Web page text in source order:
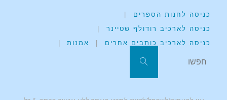
כניסה לחנות הספרים
|
כניסה לארכיב רודולף שטיינר
|
כניסה לארכיב כותבים אחרים
| אמנות |